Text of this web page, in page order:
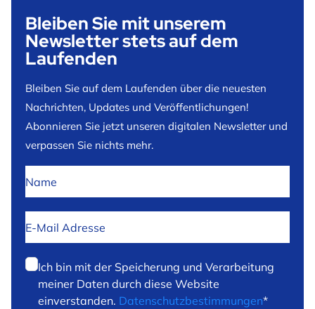
Bleiben Sie mit unserem
Newsletter stets auf dem
Laufenden
Bleiben Sie auf dem Laufenden über die neuesten
Nachrichten, Updates und Veröffentlichungen!
Abonnieren Sie jetzt unseren digitalen Newsletter und
verpassen Sie nichts mehr.
Titel*
Mail
Datenschutz*
Ich bin mit der Speicherung und Verarbeitung
meiner Daten durch diese Website
einverstanden. Datenschutzbestimmungen*